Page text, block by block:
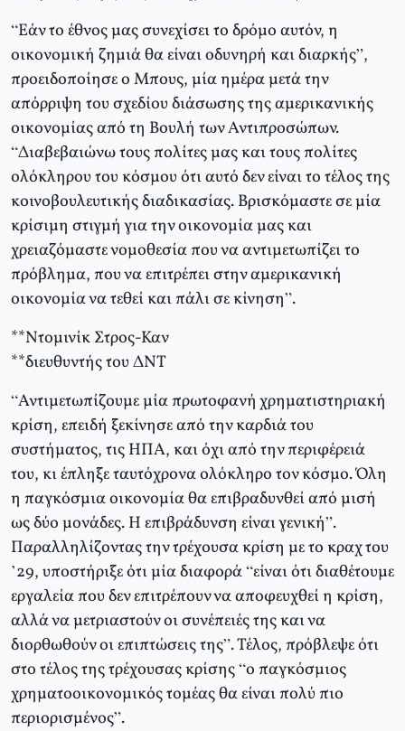
“Εάν το έθνος μας συνεχίσει το δρόμο αυτόν, η
οικονομική ζημιά θα είναι οδυνηρή και διαρκής”,
προειδοποίησε ο Μπους, μία ημέρα μετά την
απόρριψη του σχεδίου διάσωσης της αμερικανικής
οικονομίας από τη Βουλή των Αντιπροσώπων.
“Διαβεβαιώνω τους πολίτες μας και τους πολίτες
ολόκληρου του κόσμου ότι αυτό δεν είναι το τέλος της
κοινοβουλευτικής διαδικασίας. Βρισκόμαστε σε μία
κρίσιμη στιγμή για την οικονομία μας και
χρειαζόμαστε νομοθεσία που να αντιμετωπίζει το
πρόβλημα, που να επιτρέπει στην αμερικανική
οικονομία να τεθεί και πάλι σε κίνηση”.
**Ντομινίκ Στρος-Καν
**διευθυντής του ΔΝΤ
“Αντιμετωπίζουμε μία πρωτοφανή χρηματιστηριακή
κρίση, επειδή ξεκίνησε από την καρδιά του
συστήματος, τις ΗΠΑ, και όχι από την περιφέρειά
του, κι έπληξε ταυτόχρονα ολόκληρο τον κόσμο. Όλη
η παγκόσμια οικονομία θα επιβραδυνθεί από μισή
ως δύο μονάδες. Η επιβράδυνση είναι γενική”.
Παραλληλίζοντας την τρέχουσα κρίση με το κραχ του
’29, υποστήριξε ότι μία διαφορά “είναι ότι διαθέτουμε
εργαλεία που δεν επιτρέπουν να αποφευχθεί η κρίση,
αλλά να μετριαστούν οι συνέπειές της και να
διορθωθούν οι επιπτώσεις της”. Τέλος, πρόβλεψε ότι
στο τέλος της τρέχουσας κρίσης “ο παγκόσμιος
χρηματοοικονομικός τομέας θα είναι πολύ πιο
περιορισμένος”.